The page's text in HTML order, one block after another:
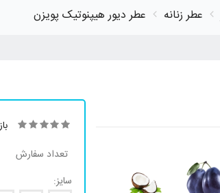
عطر زنانه عطر دیور هیپنوتیک پویزن
تعداد سفارش
سایز: